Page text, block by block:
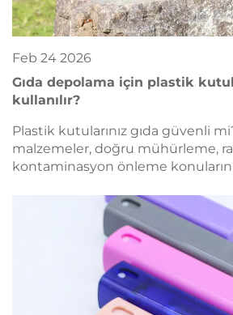
Feb 24 2026
Gıda depolama için plastik
kullanılır?
Plastik kutularınız gıda güvenli
malzemeler, doğru mühürleme, raf
kontaminasyon önleme